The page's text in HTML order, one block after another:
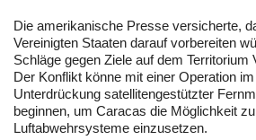
Die amerikanische Presse versicherte,
Vereinigten Staaten darauf vorbereiten
Schläge gegen Ziele auf dem Territorium
Der Konflikt könne mit einer Operation
Unterdrückung satellitengestützter
beginnen, um Caracas die Möglichkeit
Luftabwehrsysteme einzusetzen.